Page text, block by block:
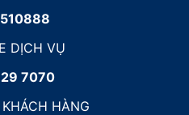
DỊCH VỤ
7070
HÀNG